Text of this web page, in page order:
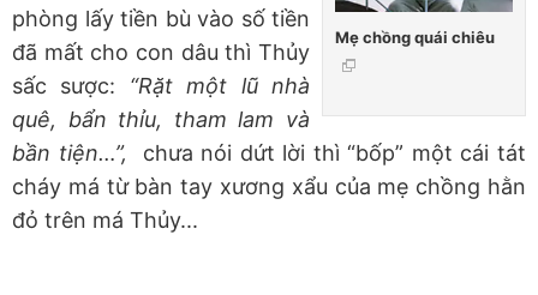
Mẹ chồng quái chiêu
phòng lấy tiền bù vào số tiền
đã mất cho con dâu thì Thủy
sấc sược: “Rặt một lũ nhà
quê, bẩn thỉu, tham lam và
bần tiện…”,
chưa nói dứt lời thì “bốp” một cái tát
cháy má từ bàn tay xương xẩu của mẹ chồng hằn
đỏ trên má Thủy...